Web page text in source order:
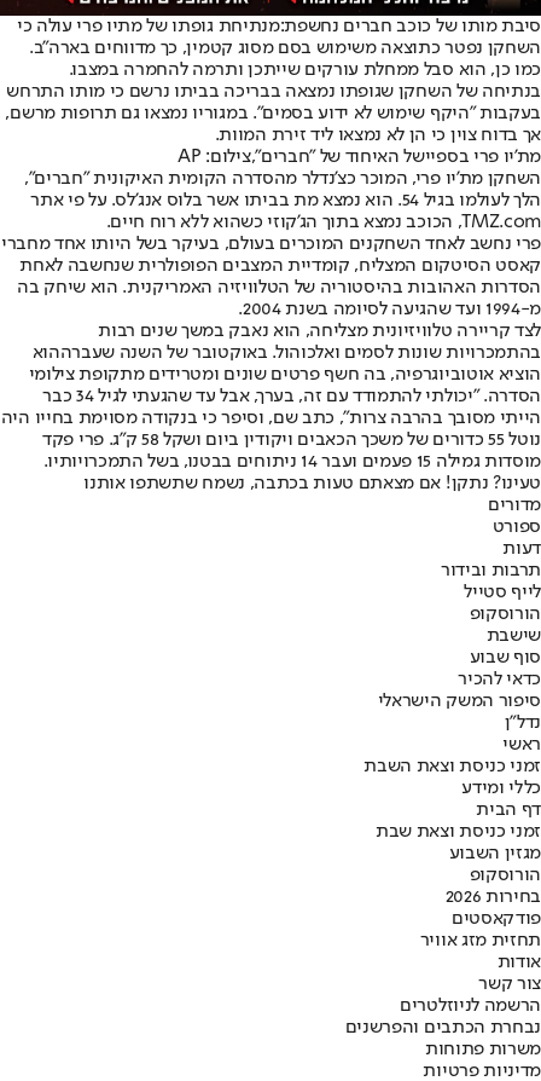
סיבת מותו של כוכב חברים נחשפת:מנתיחת גופתו של מתיו פרי עולה כי
השחקן נפטר כתוצאה משימוש בסם מסוג קטמין, כך מדווחים בארה"ב.
כמו כן, הוא סבל ממחלת עורקים שייתכן ותרמה להחמרה במצבו.
בנתיחה של השחקן שגופתו נמצאה בבריכה בביתו נרשם כי מותו התרחש
בעקבות "היקף שימוש לא ידוע בסמים". במגוריו נמצאו גם תרופות מרשם,
אך בדוח צוין כי הן לא נמצאו ליד זירת המוות.
מת'יו פרי בספיישל האיחוד של "חברים",צילום: AP
השחקן מת'יו פרי, המוכר כצ'נדלר מהסדרה הקומית האיקונית "חברים",
הלך לעולמו בגיל 54. הוא נמצא מת בביתו אשר בלוס אנג'לס. על פי אתר
TMZ.com, הכוכב נמצא בתוך הג'קוזי כשהוא ללא רוח חיים.
פרי נחשב לאחד השחקנים המוכרים בעולם, בעיקר בשל היותו אחד מחברי
קאסט הסיטקום המצליח, קומדיית המצבים הפופולרית שנחשבה לאחת
הסדרות האהובות בהיסטוריה של הטלוויזיה האמריקנית. הוא שיחק בה
מ-1994 ועד שהגיעה לסיומה בשנת 2004.
לצד קריירה טלוויזיונית מצליחה, הוא נאבק במשך שנים רבות
בהתמכרויות שונות לסמים ואלכוהול. באוקטובר של השנה שעברההוא
הוציא אוטוביוגרפיה, בה חשף פרטים שונים ומטרידים מתקופת צילומי
הסדרה. "יכולתי להתמודד עם זה, בערך, אבל עד שהגעתי לגיל 34 כבר
הייתי מסובך בהרבה צרות", כתב שם, וסיפר כי בנקודה מסוימת בחייו היה
נוטל 55 כדורים של משכך הכאבים ויקודין ביום ושקל 58 ק"ג. פרי פקד
מוסדות גמילה 15 פעמים ועבר 14 ניתוחים בבטנו, בשל התמכרויותיו.
טעינו? נתקן! אם מצאתם טעות בכתבה, נשמח שתשתפו אותנו
מדורים
ספורט
דעות
תרבות ובידור
לייף סטייל
הורוסקופ
שישבת
סוף שבוע
כדאי להכיר
סיפור המשק הישראלי
נדל"ן
ראשי
זמני כניסת וצאת השבת
כללי ומידע
דף הבית
זמני כניסת וצאת שבת
מגזין השבוע
הורוסקופ
בחירות 2026
פודקאסטים
תחזית מזג אוויר
אודות
צור קשר
הרשמה לניוזלטרים
נבחרת הכתבים והפרשנים
משרות פתוחות
מדיניות פרטיות